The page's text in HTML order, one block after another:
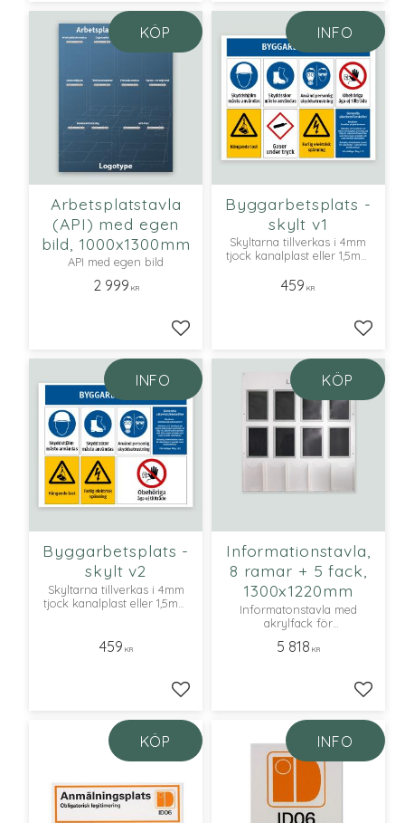
Arbetsplatstavla
(API) med egen
bild, 1000x1300mm
API med egen bild
2 999 KR
Lägg till i favoriter
KÖP
Byggarbetsplats -
skylt v1
Skyltarna tillverkas i 4mm
tjock kanalplast eller 1,5mm
459 KR
Lägg
INFO
Byggarbetsplats -
skylt v2
Skyltarna tillverkas i 4mm
tjock kanalplast eller 1,5mm
459 KR
Lägg till i favoriter
INFO
Informationstavla,
8 ramar + 5 fack,
1300x1220mm
Informatonstavla med
akrylfack för
5 818 KR
Lägg
KÖP
KÖP INFO